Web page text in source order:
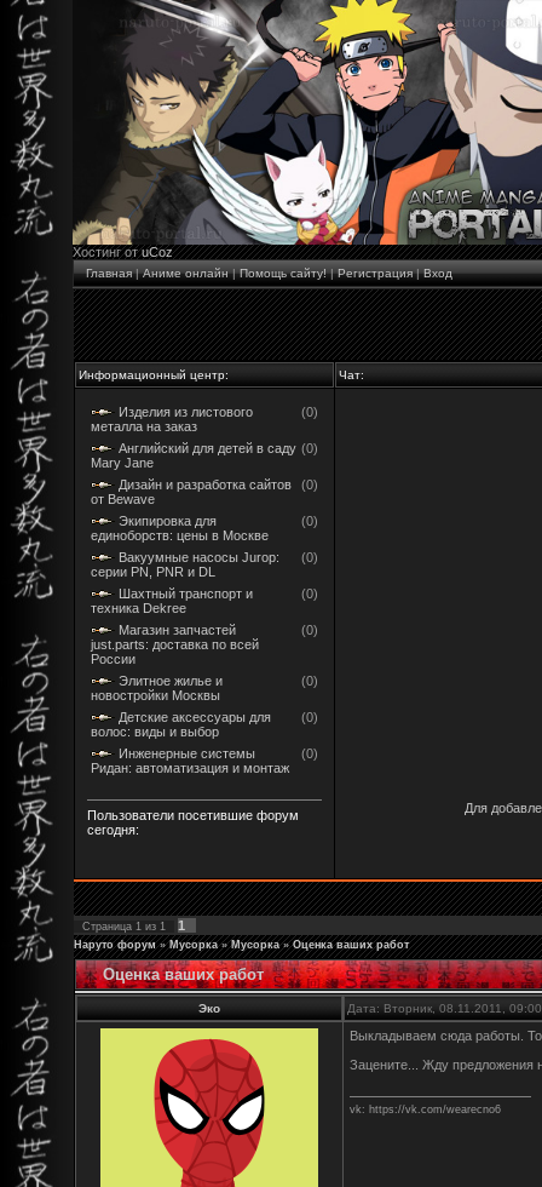
Хостинг отuCoz
Главная|Аниме онлайн|Помощь сайту!|Регистрация|Вход
Информационный центр: Чат:
Изделия из листового
металла на заказ
(0)
Английский для детей в саду
Mary Jane
(0)
Дизайн и разработка сайтов
от Bewave
(0)
Экипировка для
единоборств: цены в Москве
(0)
Вакуумные насосы Jurop:
серии PN, PNR и DL
(0)
Шахтный транспорт и
техника Dekree
(0)
Магазин запчастей
just.parts: доставка по всей
России
(0)
Элитное жилье и
новостройки Москвы
(0)
Детские аксессуары для
волос: виды и выбор
(0)
Инженерные системы
Ридан: автоматизация и монтаж
(0)
Пользователи посетившие форум
сегодня:
Для
Страница 1 из 1 1
Наруто форум » Мусорка » Мусорка » Оценка ваших работ
Оценка ваших работ
Эко Дата: Вторник, 08.11.2011,
Выкладываем сюда работы.
Зацените... Жду предложения
vk: https://vk.com/wearecno6